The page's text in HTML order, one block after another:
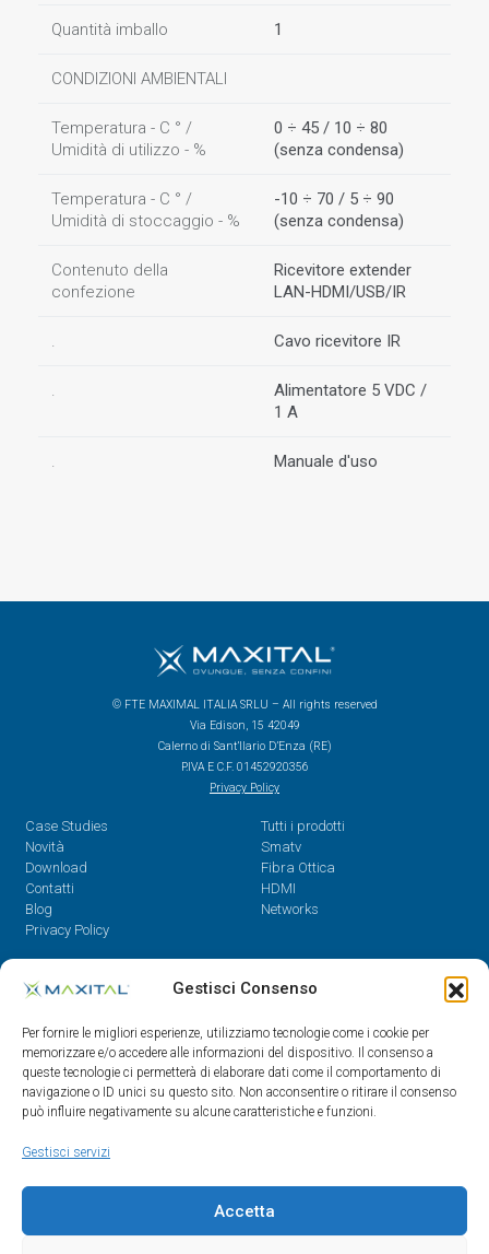
Gestisci Consenso
Per fornire le migliori esperienze, utilizziamo tecnologie come i cookie per
memorizzare e/o accedere alle informazioni del dispositivo. Il consenso a
queste tecnologie ci permetterà di elaborare dati come il comportamento di
navigazione o ID unici su questo sito. Non acconsentire o ritirare il consenso
può influire negativamente su alcune caratteristiche e funzioni.
Gestisci servizi
Accetta
Quantità imballo 1
CONDIZIONI AMBIENTALI
Temperatura - C ° /
Umidità di utilizzo - %
0 ÷ 45 / 10 ÷ 80
(senza condensa)
Temperatura - C ° /
Umidità di stoccaggio - %
-10 ÷ 70 / 5 ÷ 90
(senza condensa)
Contenuto della
confezione
Ricevitore extender
LAN-HDMI/USB/IR
. Cavo ricevitore IR
.
Alimentatore 5 VDC /
1 A
. Manuale d'uso
© FTE MAXIMAL ITALIA SRLU – All rights reserved
Via Edison, 15 42049
Calerno di Sant’Ilario D’Enza (RE)
P.IVA E C.F. 01452920356
Privacy Policy
Case Studies
Novità
Download
Contatti
Blog
Privacy Policy
Tutti i prodotti
Smatv
Fibra Ottica
HDMI
Networks
Contatti
08.30 - 12.30 / 14 - 18
0522/909701
0522/909748